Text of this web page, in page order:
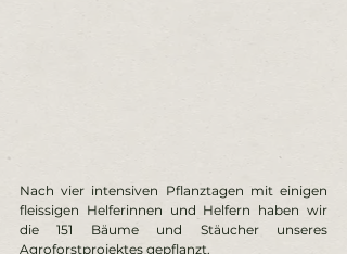
Nach vier intensiven Pflanztagen mit einigen
fleissigen Helferinnen und Helfern haben wir
die 151 Bäume und Stäucher unseres
Agroforstprojektes gepflanzt.